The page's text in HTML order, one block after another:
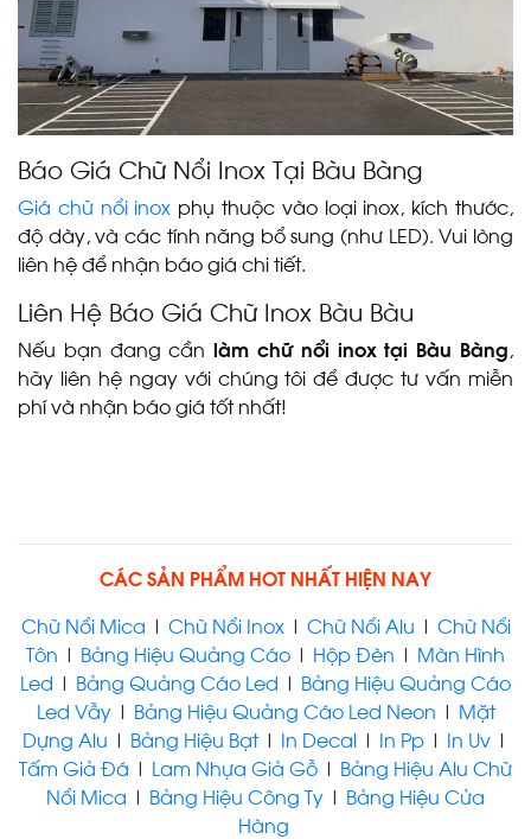
CHỮ NỔI INOX BÌNH
LÀM BẢNG HIỆU CHỮ NỔI
INOX - GIA CÔNG CHỮ NỔI
INOX BÌNH DƯƠNG
CHỮ NỔI ALU
Báo Giá Chữ Nổi Inox Tại Bàu Bàng
Giá chữ nổi inox phụ thuộc vào loại inox, kích thước,
độ dày, và các tính năng bổ sung (như LED). Vui lòng
liên hệ để nhận báo giá chi tiết.
Liên Hệ Báo Giá Chữ Inox Bàu Bàu
Nếu bạn đang cầnlàm chữ nổi inox tại Bàu Bàng,
hãy liên hệ ngay với chúng tôi để được tư vấn miễn
phí và nhận báo giá tốt nhất!
CÁC SẢN PHẨM HOT NHẤT HIỆN NAY
Chữ Nổi Mica | Chữ Nổi Inox| Chữ Nổi Alu | Chữ Nổi
Tôn | Bảng Hiệu Quảng Cáo | Hộp Đèn | Màn Hình
Led | Bảng Quảng Cáo Led | Bảng Hiệu Quảng Cáo
Led Vẫy| Bảng Hiệu Quảng Cáo Led Neon | Mặt
Dựng Alu | Bảng Hiệu Bạt | In Decal | In Pp | In Uv |
Tấm Giả Đá | Lam Nhựa Giả Gỗ | Bảng Hiệu Alu Chữ
Nổi Mica | Bảng Hiệu Công Ty | Bảng Hiệu Cửa
Hàng